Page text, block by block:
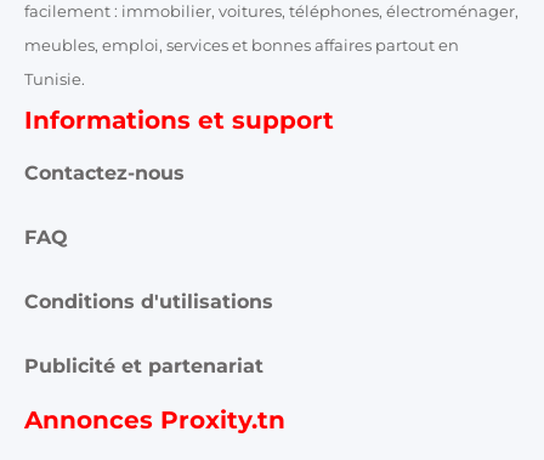
facilement : immobilier, voitures, téléphones, électroménager,
meubles, emploi, services et bonnes affaires partout en
Tunisie.
Informations et support
Contactez-nous
FAQ
Conditions d'utilisations
Publicité et partenariat
Annonces Proxity.tn